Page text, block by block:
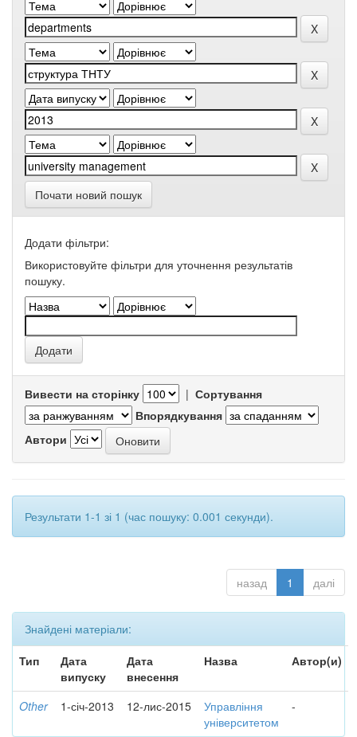
Почати новий пошук
Додати фільтри:
Використовуйте фільтри для уточнення результатів
пошуку.
Вивести на сторінку | Сортування
Впорядкування
Автори
Результати 1-1 зі 1 (час пошуку: 0.001 секунди).
назад 1 далі
Знайдені матеріали:
Тип
Дата
випуску
Дата
внесення
Назва Автор(и)
Other 1-січ-2013 12-лис-2015
Управління
університетом
-